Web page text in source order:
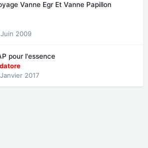
Vanne Egr Et Vanne Papillon
2009
pour l'essence
2017